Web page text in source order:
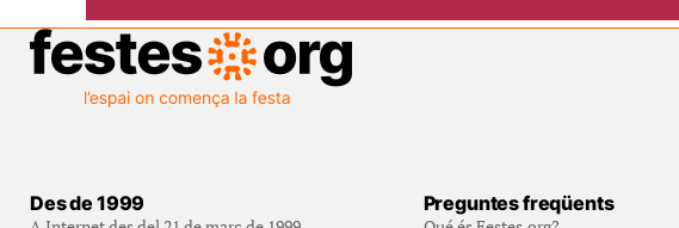
Des de 1999 Preguntes freqüents